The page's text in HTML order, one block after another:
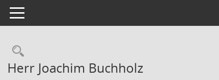
Toggle navigation
Rechercheauswahl
Herr Joachim Buchholz